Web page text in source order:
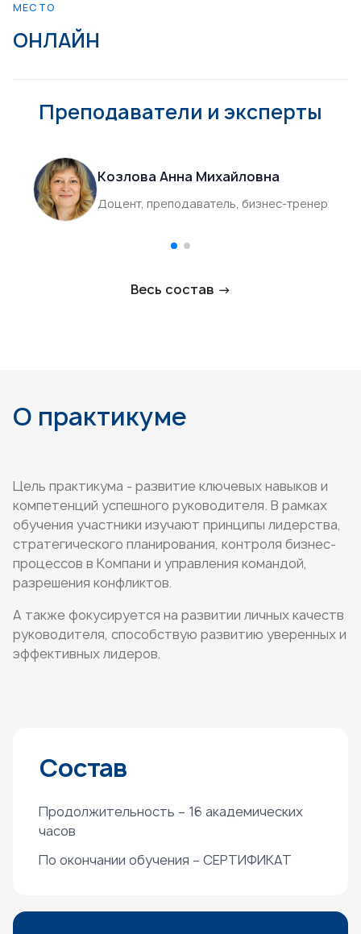
МЕСТО
ОНЛАЙН
Преподаватели и эксперты
Козлова Анна Михайловна
Доцент, преподаватель, бизнес-тренер
Весь состав →
О практикуме
Цель практикума - развитие ключевых навыков и
компетенций успешного руководителя. В рамках
обучения участники изучают принципы лидерства,
стратегического планирования, контроля бизнес-
процессов в Компани и управления командой,
разрешения конфликтов.
А также фокусируется на развитии личных качеств
руководителя, способствую развитию уверенных и
эффективных лидеров.
Состав
Продолжительность – 16 академических
часов
По окончании обучения – СЕРТИФИКАТ